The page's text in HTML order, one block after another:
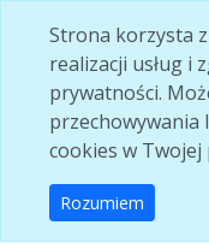
Strona korzysta
realizacji usług i
prywatności.
cookies w Twojej
Rozumiem